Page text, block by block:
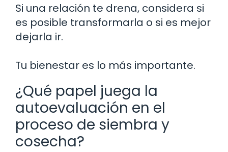
Si una relación te drena, considera si
es posible transformarla o si es mejor
dejarla ir.
Tu bienestar es lo más importante.
¿Qué papel juega la
autoevaluación en el
proceso de siembra y
cosecha?